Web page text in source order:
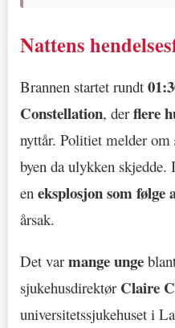
Nattens
Brannen startet rundt
Constellation, derflere
nyttår. Politiet melder om
byen da ulykken
en eksplosjon som følge
årsak.
Det varmange unge
sjukehusdirektør Claire
universitetssjukehuset i